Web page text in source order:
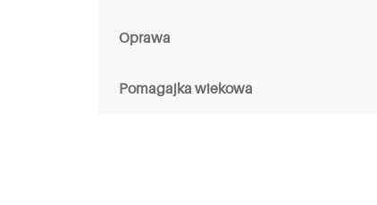
Oprawa
Pomagajka wiekowa